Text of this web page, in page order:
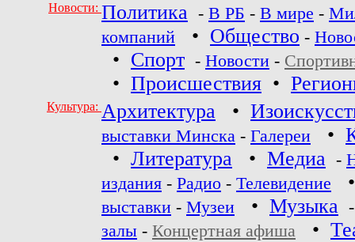
Новости: Политика - В РБ - В мире -
компаний
• Общество -
• Спорт - Новости -
• Происшествия •
Культура: Архитектура •
выставки Минска - Галереи •
• Литература • Медиа -
издания - Радио - Телевидение
выставки - Музеи • Музыка
залы - Концертная афиша •